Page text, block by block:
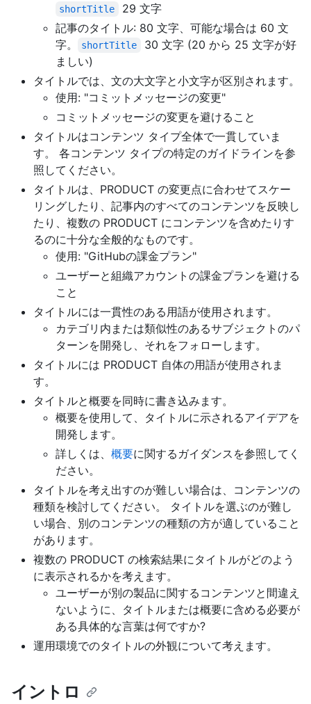
shortTitle
29 文字
記事のタイトル: 80 文字、可能な場合は 60 文
字。
shortTitle
30 文字 (20 から 25 文字が好
ましい)
タイトルでは、文の大文字と小文字が区別されます。
使用: "コミットメッセージの変更"
コミットメッセージの変更を避けること
タイトルはコンテンツ タイプ全体で一貫していま
す。 各コンテンツ タイプの特定のガイドラインを参
照してください。
タイトルは、PRODUCT の変更点に合わせてスケー
リングしたり、記事内のすべてのコンテンツを反映し
たり、複数の PRODUCT にコンテンツを含めたりす
るのに十分な全般的なものです。
使用: "GitHubの課金プラン"
ユーザーと組織アカウントの課金プランを避ける
こと
タイトルには一貫性のある用語が使用されます。
カテゴリ内または類似性のあるサブジェクトのパ
ターンを開発し、それをフォローします。
タイトルには PRODUCT 自体の用語が使用されま
す。
タイトルと概要を同時に書き込みます。
概要を使用して、タイトルに示されるアイデアを
開発します。
詳しくは、 概要に関するガイダンスを参照してく
ださい。
タイトルを考え出すのが難しい場合は、コンテンツの
種類を検討してください。 タイトルを選ぶのが難し
い場合、別のコンテンツの種類の方が適していること
があります。
複数の PRODUCT の検索結果にタイトルがどのよう
に表示されるかを考えます。
ユーザーが別の製品に関するコンテンツと間違え
ないように、タイトルまたは概要に含める必要が
ある具体的な言葉は何ですか?
運用環境でのタイトルの外観について考えます。
イントロ